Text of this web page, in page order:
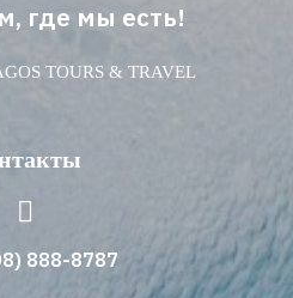
где мы есть!
TOURS & TRAVEL
888-8787